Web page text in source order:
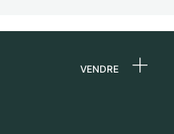
VENDRE